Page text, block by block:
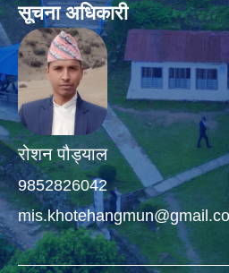
सूचना अधिकारी
रोशन पौड्याल
9852826042